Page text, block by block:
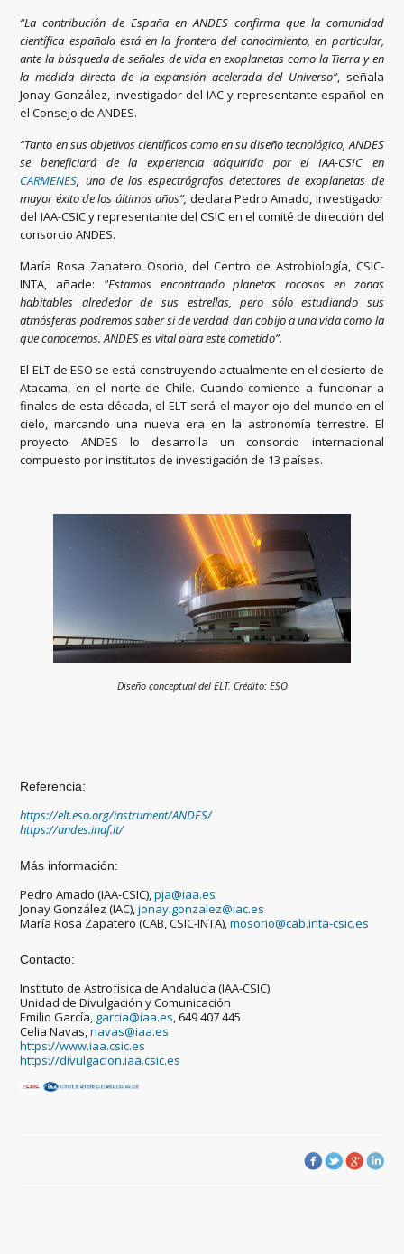
“La contribución de España en ANDES confirma que la comunidad
científica española está en la frontera del conocimiento, en particular,
ante la búsqueda de señales de vida en exoplanetas como la Tierra y en
la medida directa de la expansión acelerada del Universo”, señala
Jonay González, investigador del IAC y representante español en
el Consejo de ANDES.
“Tanto en sus objetivos científicos como en su diseño tecnológico, ANDES
se beneficiará de la experiencia adquirida por el IAA-CSIC en
CARMENES, uno de los espectrógrafos detectores de exoplanetas de
mayor éxito de los últimos años”, declara Pedro Amado, investigador
del IAA-CSIC y representante del CSIC en el comité de dirección del
consorcio ANDES.
María Rosa Zapatero Osorio, del Centro de Astrobiología, CSIC-
INTA, añade: "Estamos encontrando planetas rocosos en zonas
habitables alrededor de sus estrellas, pero sólo estudiando sus
atmósferas podremos saber si de verdad dan cobijo a una vida como la
que conocemos. ANDES es vital para este cometido”.
El ELT de ESO se está construyendo actualmente en el desierto de
Atacama, en el norte de Chile. Cuando comience a funcionar a
finales de esta década, el ELT será el mayor ojo del mundo en el
cielo, marcando una nueva era en la astronomía terrestre. El
proyecto ANDES lo desarrolla un consorcio internacional
compuesto por institutos de investigación de 13 países.
Diseño conceptual del ELT. Crédito: ESO
Referencia:
https://elt.eso.org/instrument/ANDES/
https://andes.inaf.it/
Más información:
Pedro Amado (IAA-CSIC),pja@iaa.es
Jonay González (IAC),jonay.gonzalez@iac.es
María Rosa Zapatero (CAB, CSIC-INTA),mosorio@cab.inta-csic.es
Contacto:
Instituto de Astrofísica de Andalucía (IAA-CSIC)
Unidad de Divulgación y Comunicación
Emilio García, garcia@iaa.es, 649 407 445
Celia Navas,navas@iaa.es
https://www.iaa.csic.es
https://divulgacion.iaa.csic.es